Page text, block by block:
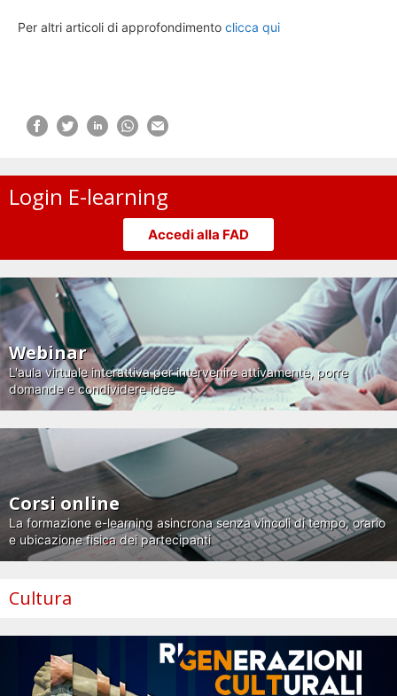
Per altri articoli di approfondimento clicca qui
Login E-learning
Accedi alla FAD
Webinar
L'aula virtuale interattiva per intervenire attivamente, porre
domande e condividere idee
Corsi online
La formazione e-learning asincrona senza vincoli di tempo, orario
e ubicazione fisica dei partecipanti
Cultura